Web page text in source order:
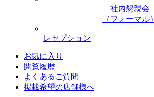
社内懇親会
（フォーマル）
レセプション
お気に入り
閲覧履歴
よくあるご質問
掲載希望の店舗様へ